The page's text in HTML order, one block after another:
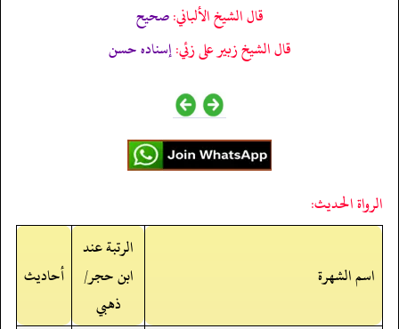
قال الشيخ الألباني:صحيح
قال الشيخ زبير على زئي:إسناده حسن
الرواة الحديث:
اسم الشهرة
الرتبة عند
ابن حجر/
ذهبي
أحاديث